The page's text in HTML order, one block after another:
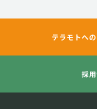
テラモトへ
採